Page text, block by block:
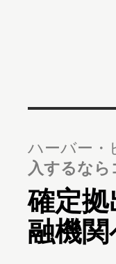
ハーバー・
入するな
確定
融機